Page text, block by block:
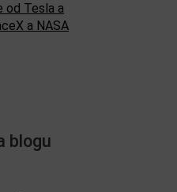
od Tesla a
a NASA
blogu